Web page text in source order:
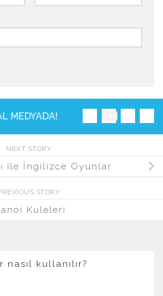
MEDYADA!
NEXT STORY
ile İngilizce Oyunlar
STORY
Kuleleri
nasıl kullanılır?